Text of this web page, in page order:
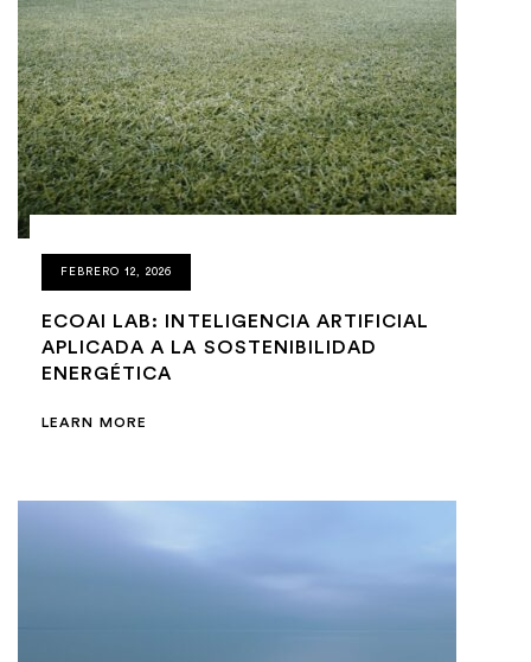
FEBRERO 12, 2026
ECOAI LAB: INTELIGENCIA ARTIFICIAL
APLICADA A LA SOSTENIBILIDAD
ENERGÉTICA
LEARN MORE